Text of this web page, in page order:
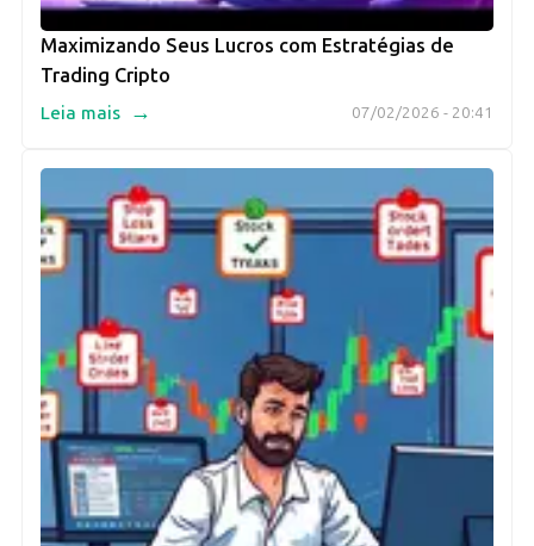
Maximizando Seus Lucros com Estratégias de
Trading Cripto
07/02/2026 - 20:41
Leia mais →